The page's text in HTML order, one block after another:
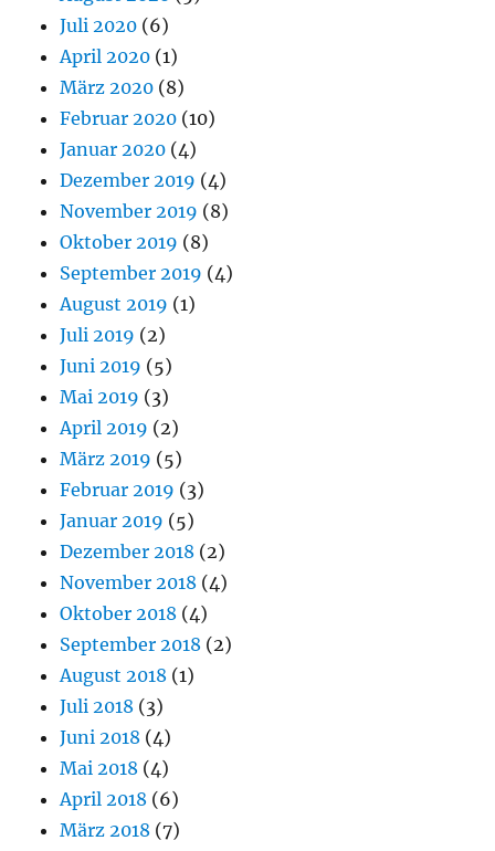
Juli 2020 (6)
April 2020 (1)
März 2020 (8)
Februar 2020 (10)
Januar 2020 (4)
Dezember 2019 (4)
November 2019 (8)
Oktober 2019 (8)
September 2019 (4)
August 2019 (1)
Juli 2019 (2)
Juni 2019 (5)
Mai 2019 (3)
April 2019 (2)
März 2019 (5)
Februar 2019 (3)
Januar 2019 (5)
Dezember 2018 (2)
November 2018 (4)
Oktober 2018 (4)
September 2018 (2)
August 2018 (1)
Juli 2018 (3)
Juni 2018 (4)
Mai 2018 (4)
April 2018 (6)
März 2018 (7)